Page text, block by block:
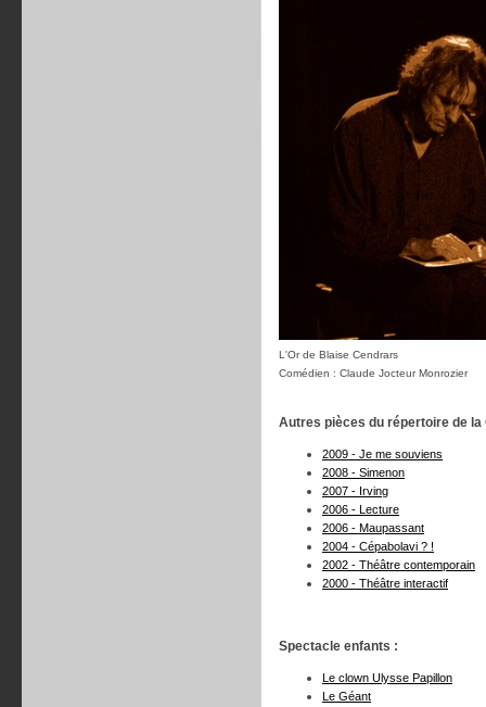
L'Or de Blaise Cendrars
Comédien : Claude Jocteur Monrozier
Autres pièces du répertoire de la
2009 - Je me souviens
2008 - Simenon
2007 - Irving
2006 - Lecture
2006 - Maupassant
2004 - Cépabolavi ? !
2002 - Théâtre contemporain
2000 - Théâtre interactif
Spectacle enfants :
Le clown Ulysse Papillon
Le Géant